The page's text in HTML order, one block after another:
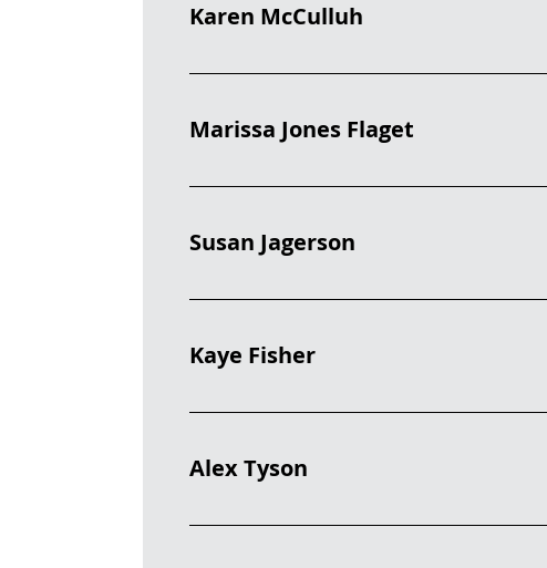
Karen McCulluh
Marissa Jones Flaget
Susan Jagerson
Kaye Fisher
Alex Tyson